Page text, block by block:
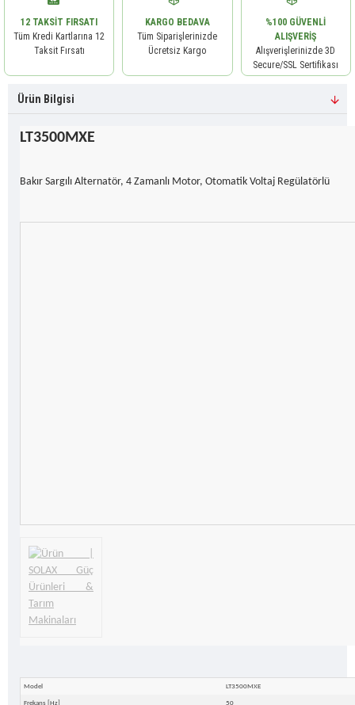
12 TAKSIT FIRSATI
Tüm Kredi Kartlarına 12
Taksit Fırsatı
KARGO BEDAVA
Tüm Siparişlerinizde
Ücretsiz Kargo
%100 GÜVENLI
ALIŞVERIŞ
Alışverişlerinizde 3D
Secure/SSL Sertifikası
Ürün Bilgisi
LT3500MXE
Bakır Sargılı Alternatör, 4 Zamanlı Motor, Otomatik Voltaj Regülatörlü
Model LT3500MXE
Frekans [Hz] 50